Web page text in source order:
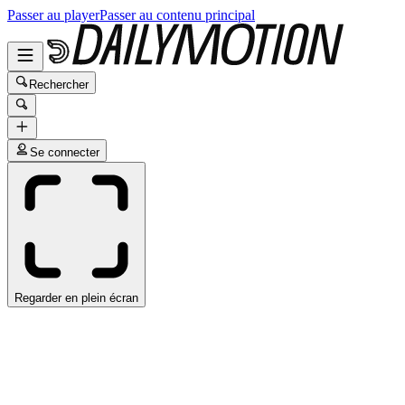
Passer au playerPasser au contenu principal
Rechercher
Se connecter
Regarder en plein écran